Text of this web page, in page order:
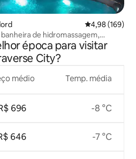
4,98 de uma
4,98 (169)
de hidromassagem,
época para visitar
City?
médio
696
646
Temp. média
-8 °C
-7 °C